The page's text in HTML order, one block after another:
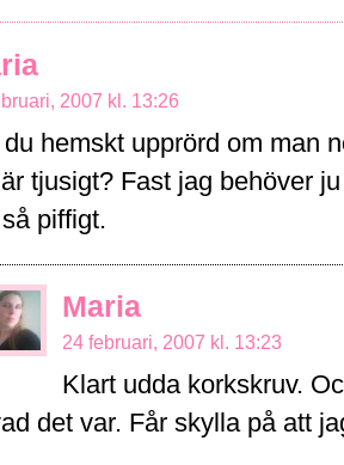
2007 kl. 13:26
hemskt upprörd om man
tjusigt? Fast jag behöver
piffigt.
Maria
24 februari, 2007 kl. 13:23
Klart udda korkskruv.
det var. Får skylla på att